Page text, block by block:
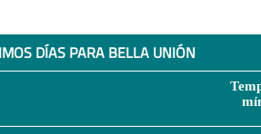
DÍAS PARA BELLA UNIÓN